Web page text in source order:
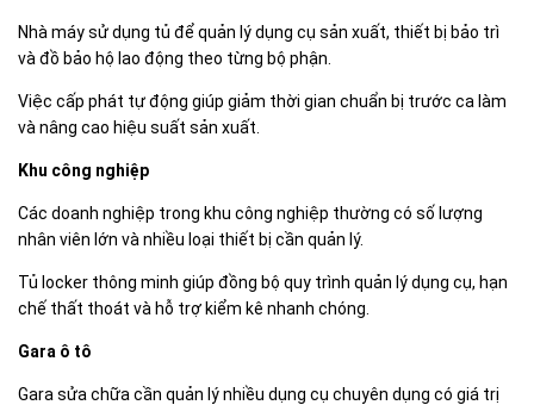
Nhà máy sử dụng tủ để quản lý dụng cụ sản xuất, thiết bị bảo trì
và đồ bảo hộ lao động theo từng bộ phận.
Việc cấp phát tự động giúp giảm thời gian chuẩn bị trước ca làm
và nâng cao hiệu suất sản xuất.
Khu công nghiệp
Các doanh nghiệp trong khu công nghiệp thường có số lượng
nhân viên lớn và nhiều loại thiết bị cần quản lý.
Tủ locker thông minh giúp đồng bộ quy trình quản lý dụng cụ, hạn
chế thất thoát và hỗ trợ kiểm kê nhanh chóng.
Gara ô tô
Gara sửa chữa cần quản lý nhiều dụng cụ chuyên dụng có giá trị